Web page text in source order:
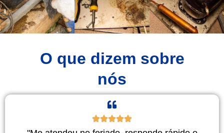
O que dizem sobre
nós